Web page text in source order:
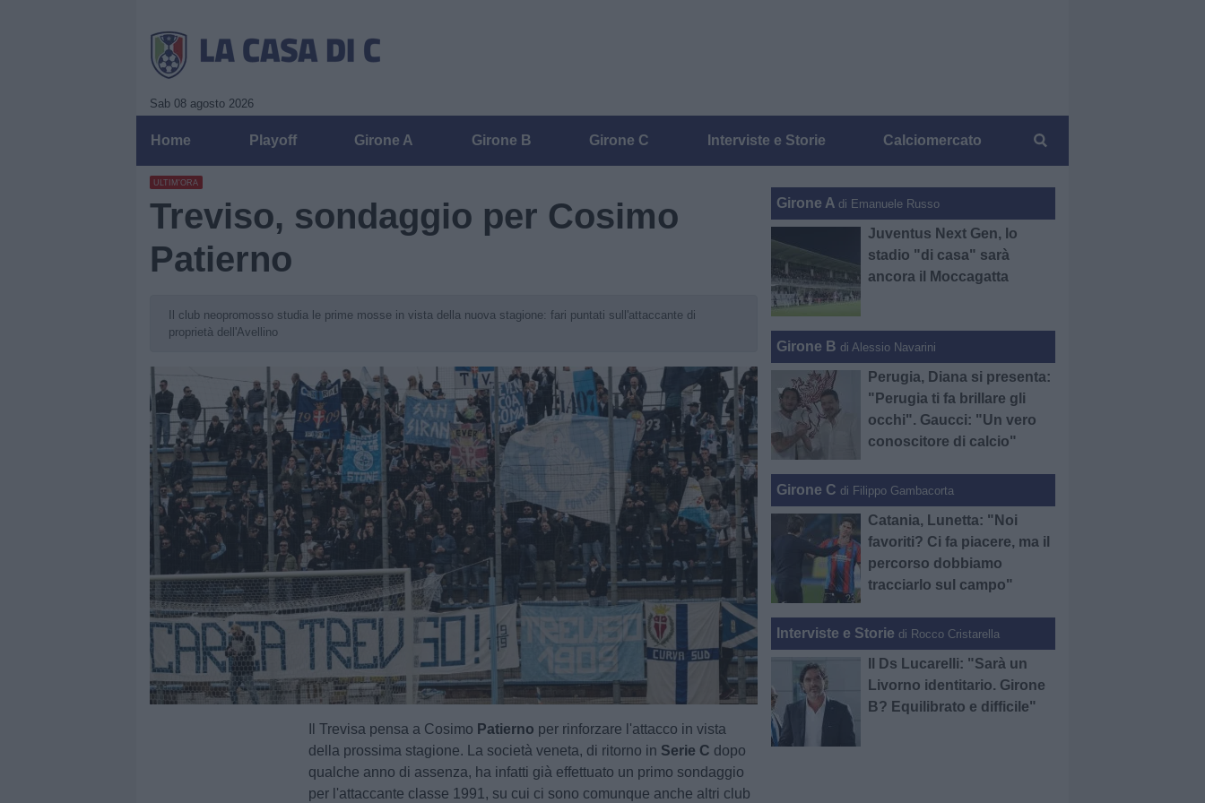
Sab 08 agosto 2026
Home Playoff Girone A Girone B Girone C Interviste e Storie Calciomercato
ULTIM'ORA
Treviso, sondaggio per Cosimo
Patierno
Il club neopromosso studia le prime mosse in vista della nuova stagione: fari puntati sull'attaccante di
proprietà dell'Avellino
Il Trevisa pensa a Cosimo Patierno per rinforzare l'attacco in vista
della prossima stagione. La società veneta, di ritorno in Serie C dopo
qualche anno di assenza, ha infatti già effettuato un primo sondaggio
per l'attaccante classe 1991, su cui ci sono comunque anche altri club
Girone A di Emanuele Russo
Juventus Next Gen, lo
stadio "di casa" sarà
ancora il Moccagatta
Girone B di Alessio Navarini
Perugia, Diana si presenta:
"Perugia ti fa brillare gli
occhi". Gaucci: "Un vero
conoscitore di calcio"
Girone C di Filippo Gambacorta
Catania, Lunetta: "Noi
favoriti? Ci fa piacere, ma il
percorso dobbiamo
tracciarlo sul campo"
Interviste e Storie di Rocco Cristarella
Il Ds Lucarelli: "Sarà un
Livorno identitario. Girone
B? Equilibrato e difficile"